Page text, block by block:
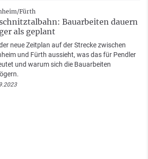
Fürth
Bauarbeiten dauern
als geplant
neue Zeitplan auf der Strecke zwischen
und Fürth aussieht, was das für Pendler
und warum sich die Bauarbeiten